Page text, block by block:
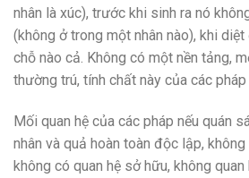
nhân là xúc), trước khi sinh ra nó
(không ở trong một nhân nào), khi
chỗ nào cả. Không có một nền tảng,
thường trú, tính chất này của các
Mối quan hệ của các pháp nếu quán
nhân và quả hoàn toàn độc lập,
không có quan hệ sở hữu, không quan